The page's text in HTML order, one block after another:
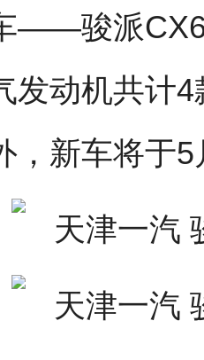
——骏派
发动机共计
，新车将于